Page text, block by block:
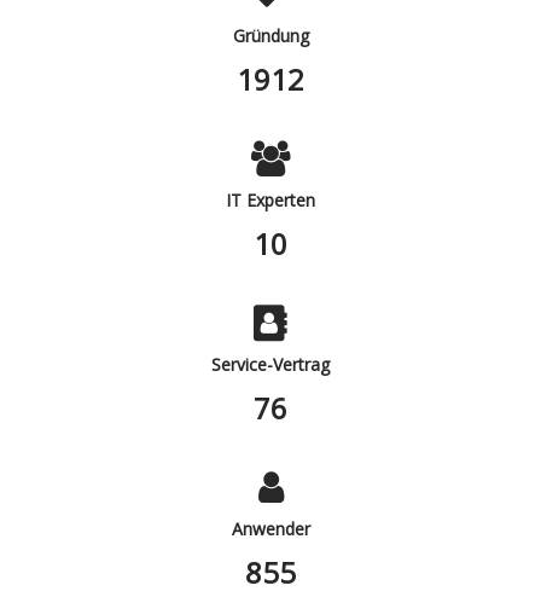
Gründung
2013
IT Experten
10
Service-Vertrag
80
Anwender
900